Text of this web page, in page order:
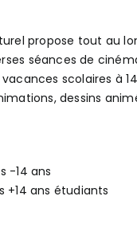
propose tout au
séances de
scolaires à
dessins
-14 ans
+14 ans étudiants